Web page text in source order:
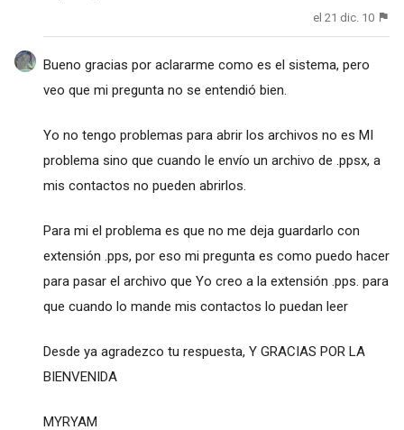
el 21 dic. 10
Bueno gracias por aclararme como es el sistema, pero
veo que mi pregunta no se entendió bien.
Yo no tengo problemas para abrir los archivos no es MI
problema sino que cuando le envío un archivo de .ppsx, a
mis contactos no pueden abrirlos.
Para mi el problema es que no me deja guardarlo con
extensión .pps, por eso mi pregunta es como puedo hacer
para pasar el archivo que Yo creo a la extensión .pps. para
que cuando lo mande mis contactos lo puedan leer
Desde ya agradezco tu respuesta, Y GRACIAS POR LA
BIENVENIDA
MYRYAM